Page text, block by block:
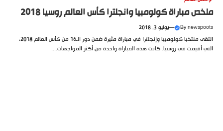
ملخص مباراة كولومبيا وانجلترا كأس العالم روسيا 2018
Bynewspoots
—يوليو 3, 2018
التقى منتخبا كولومبيا وإنجلترا في مباراة مثيرة ضمن دور الـ16 من كأس العالم 2018،
التي أقيمت في روسيا. كانت هذه المباراة واحدة من أكثر المواجهات....